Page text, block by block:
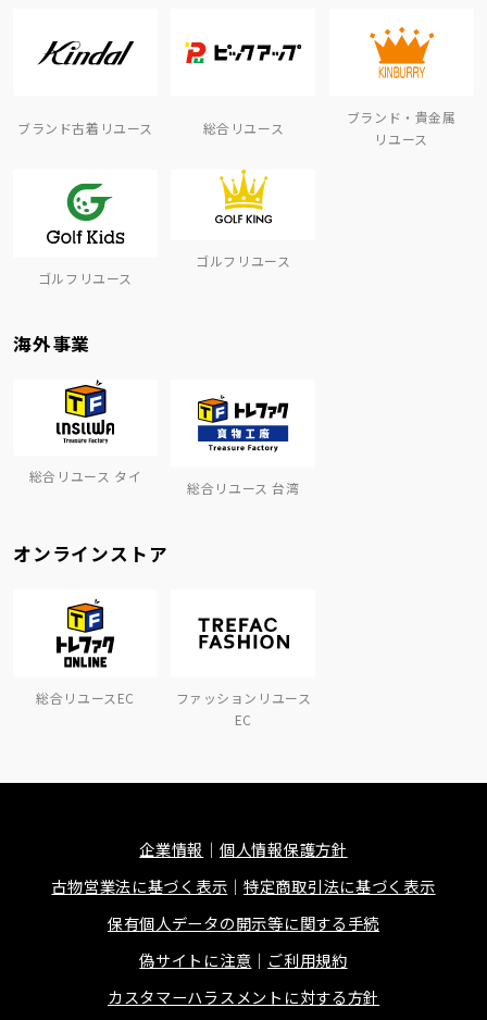
ブランド古着リユース 総合リユース
ブランド・貴金属
リユース
ゴルフリユース
ゴルフリユース
海外事業
総合リユース タイ
総合リユース 台湾
オンラインストア
総合リユースEC
ファッションリユース
EC
企業情報
個人情報保護方針
古物営業法に基づく表示
特定商取引法に基づく表示
保有個人データの開示等に関する手続
偽サイトに注意
ご利用規約
カスタマーハラスメントに対する方針